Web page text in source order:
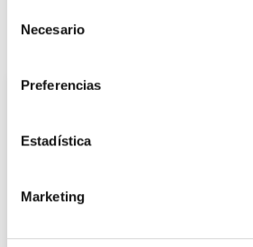
Necesario
Preferencias
Estadística
Marketing